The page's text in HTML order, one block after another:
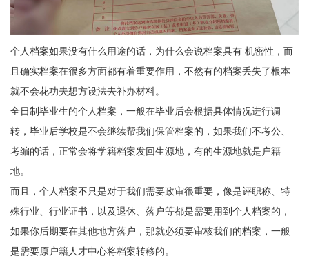
个人档案如果没有什么用途的话，为什么会说档案具有 机密性，而
且确实档案在很多方面都有着重要作用，不然有的档案丢失了根本
就不会花功夫想方设法去补办材料。
全日制毕业生的个人档案，一般在毕业后会根据具体情况进行调
转，毕业后学校是不会继续帮我们保管档案的，如果我们不考公、
考编的话，正常会将学籍档案发回生源地，有的生源地就是户籍
地。
而且，个人档案不只是对于我们需要政审很重要，像是评职称、特
殊行业、行业证书，以及退休、落户等都是需要用到个人档案的，
如果你后期要在其他地方落户，那就必须要审核我们的档案，一般
是需要原户籍人才中心将档案转移的。